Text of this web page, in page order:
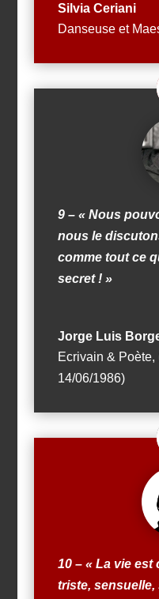
Silvia Ceriani
Danseuse et
9 – « Nous
nous le
comme tout ce
secret ! »
Jorge Luis
Ecrivain & Poète,
14/06/1986)
10 – « La vie est
triste, sensuelle,